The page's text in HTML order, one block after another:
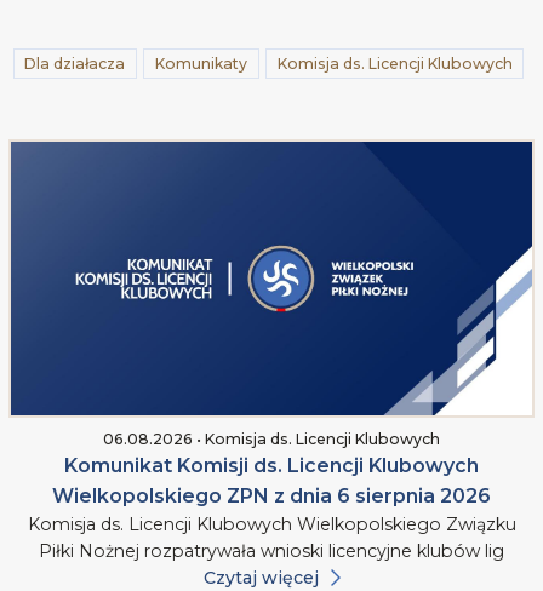
Dla działacza Komunikaty Komisja ds. Licencji Klubowych
06.08.2026 • Komisja ds. Licencji Klubowych
Komunikat Komisji ds. Licencji Klubowych
Wielkopolskiego ZPN z dnia 6 sierpnia 2026
Komisja ds. Licencji Klubowych Wielkopolskiego Związku
Piłki Nożnej rozpatrywała wnioski licencyjne klubów lig
Czytaj więcej